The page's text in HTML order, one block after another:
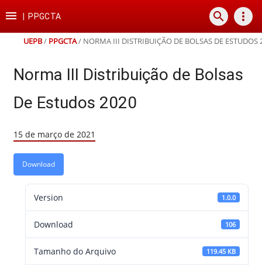
para
conteúdo
para
para
para
rodapé
 PPGCTA search more_vert
UEPB/ PPGCTA/ NORMA III DISTRIBUIÇÃO DE BOLSAS DE ESTUDOS
Norma III Distribuição de Bolsas
De Estudos 2020
15 de março de 2021
Download
Version 1.0.0
Download 106
Tamanho do Arquivo 119.45 KB